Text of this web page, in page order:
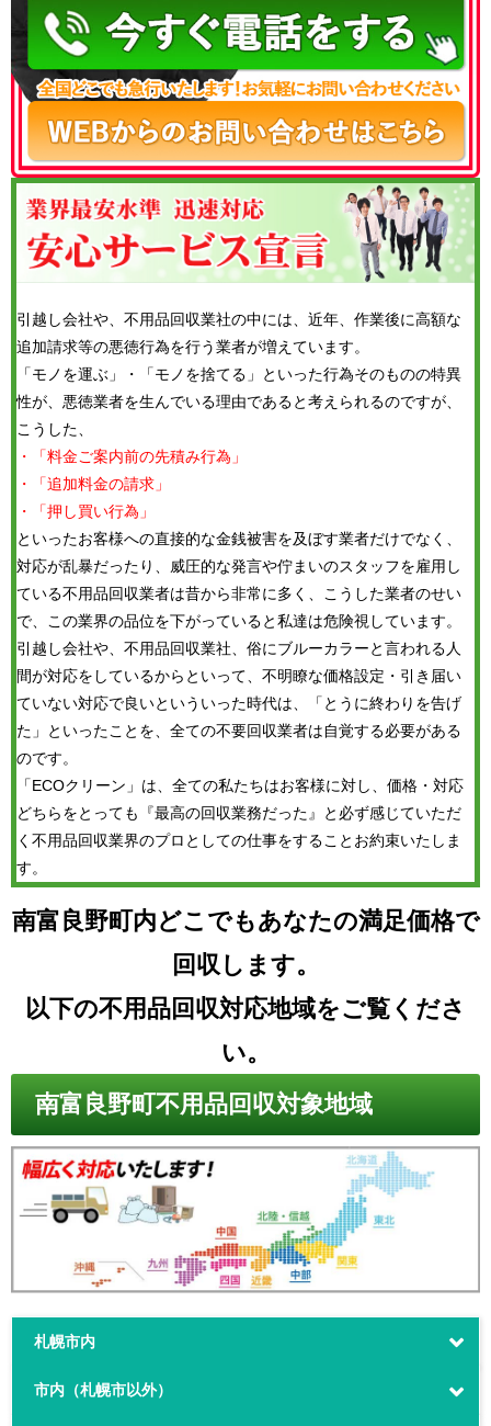
引越し会社や、不用品回収業社の中には、近年、作業後に高額な
追加請求等の悪徳行為を行う業者が増えています。
「モノを運ぶ」・「モノを捨てる」といった行為そのものの特異
性が、悪徳業者を生んでいる理由であると考えられるのですが、
こうした、
・「料金ご案内前の先積み行為」
・「追加料金の請求」
・「押し買い行為」
といったお客様への直接的な金銭被害を及ぼす業者だけでなく、
対応が乱暴だったり、威圧的な発言や佇まいのスタッフを雇用し
ている不用品回収業者は昔から非常に多く、こうした業者のせい
で、この業界の品位を下がっていると私達は危険視しています。
引越し会社や、不用品回収業社、俗にブルーカラーと言われる人
間が対応をしているからといって、不明瞭な価格設定・引き届い
ていない対応で良いといういった時代は、「とうに終わりを告げ
た」といったことを、全ての不要回収業者は自覚する必要がある
のです。
「ECOクリーン」は、全ての私たちはお客様に対し、価格・対応
どちらをとっても『最高の回収業務だった』と必ず感じていただ
く不用品回収業界のプロとしての仕事をすることお約束いたしま
す。
南富良野町内どこでもあなたの満足価格で
回収します。
以下の不用品回収対応地域をご覧くださ
い。
南富良野町不用品回収対象地域
札幌市内
市内（札幌市以外）